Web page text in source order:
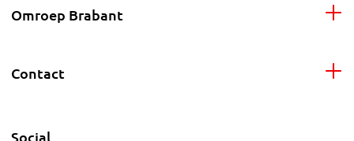
Omroep Brabant
Contact
Social